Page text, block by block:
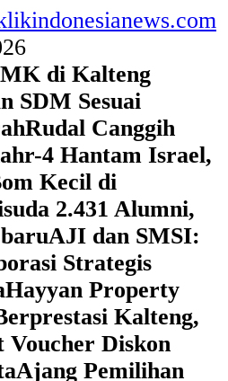
di Kalteng
SDM Sesuai
Rudal Canggih
4 Hantam Israel,
Kecil di
2.431 Alumni,
AJI dan SMSI:
Strategis
Hayyan Property
Kalteng,
Voucher Diskon
Ajang Pemilihan